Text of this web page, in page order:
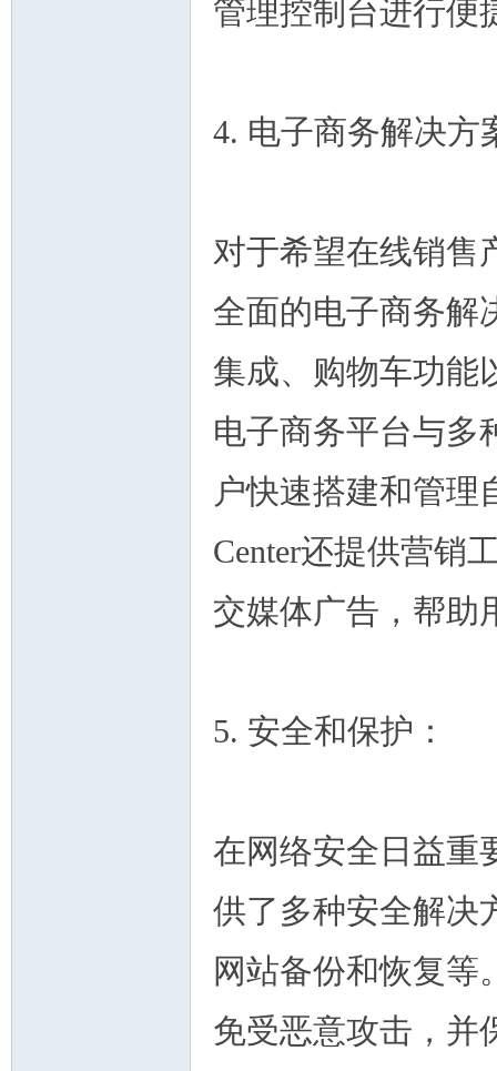
管理控制台进行便
4. 电子商务解决方
对于希望在线销售
全面的电子商务解
集成、购物车功能
电子商务平台与多
户快速搭建和管理
Center还提供营销
交媒体广告，帮助
5. 安全和保护：
在网络安全日益重
供了多种安全解决
网站备份和恢复等
免受恶意攻击，并